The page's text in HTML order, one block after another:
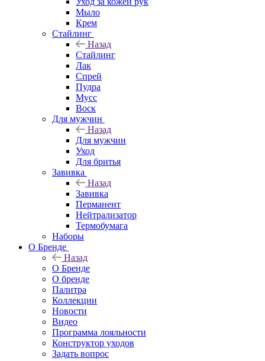
Мыло
Крем
Стайлинг
Назад
Стайлинг
Лак
Спрей
Пудра
Мусс
Воск
Для мужчин
Назад
Для мужчин
Уход
Для бритья
Завивка
Назад
Завивка
Перманент
Нейтрализатор
Термобумага
Наборы
О Бренде
Назад
О Бренде
О бренде
Палитра
Коллекции
Новости
Видео
Программа лояльности
Конструктор уходов
Задать вопрос